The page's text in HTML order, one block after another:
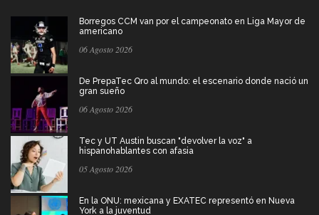
Borregos CCM van por el campeonato en Liga Mayor de
americano
06 Agosto 2026
De PrepaTec Qro al mundo: el escenario donde nació un
gran sueño
06 Agosto 2026
Tec y UT Austin buscan "devolver la voz" a
hispanohablantes con afasia
05 Agosto 2026
En la ONU: mexicana y EXATEC representó en Nueva
York a la juventud